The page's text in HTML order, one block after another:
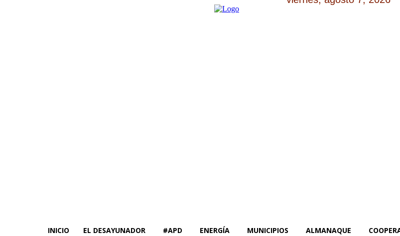
INICIO EL DESAYUNADOR #APD ENERGÍA MUNICIPIOS ALMANAQUE